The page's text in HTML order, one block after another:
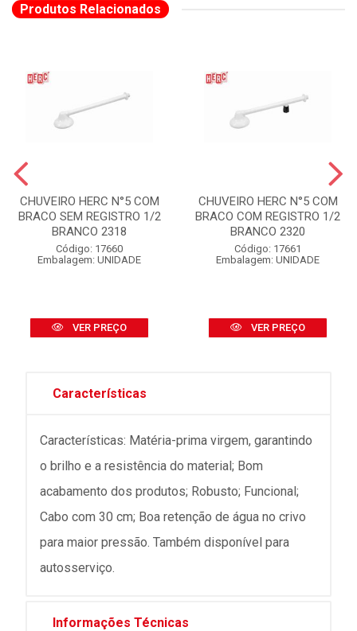
Produtos Relacionados
CHUVEIRO HERC N°5 COM
BRACO SEM REGISTRO 1/2
BRANCO 2318
Código: 17660
Embalagem: UNIDADE
VER PREÇO
CHUVEIRO HERC N°5 COM
BRACO COM REGISTRO 1/2
BRANCO 2320
Código: 17661
Embalagem: UNIDADE
VER PREÇO
Características
Características: Matéria-prima virgem, garantindo
o brilho e a resistência do material; Bom
acabamento dos produtos; Robusto; Funcional;
Cabo com 30 cm; Boa retenção de água no crivo
para maior pressão. Também disponível para
autosserviço.
Informações Técnicas